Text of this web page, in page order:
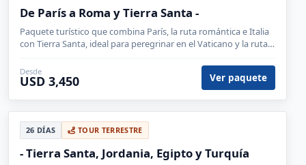
De París a Roma y Tierra Santa -
Paquete turístico que combina París, la ruta romántica e Italia
con Tierra Santa, ideal para peregrinar en el Vaticano y la ruta
Desde
USD 3,450 Ver paquete
26 DÍAS TOUR TERRESTRE
- Tierra Santa, Jordania, Egipto y Turquía